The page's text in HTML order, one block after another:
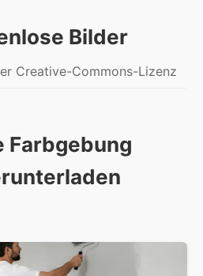
Bilder
Creative-Commons-Lizenz
Farbgebung